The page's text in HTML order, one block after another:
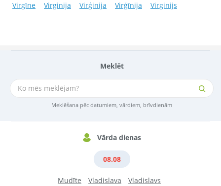
Meklēt
Meklēšana pēc datumiem, vārdiem, brīvdienām
Vārda dienas
08.08
Mudīte Vladislava Vladislavs
Virgīne
Virginija Virģinija Virģīnija Virginijs